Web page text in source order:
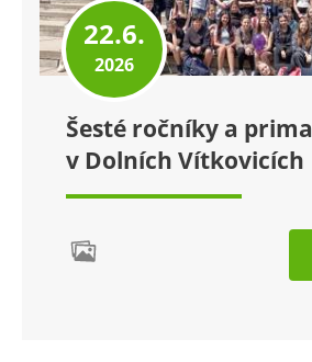
22.6.
2026
Šesté ročníky a
v Dolních Vítkovicích